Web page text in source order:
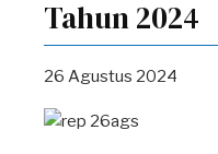
Tahun 2024
26 Agustus 2024